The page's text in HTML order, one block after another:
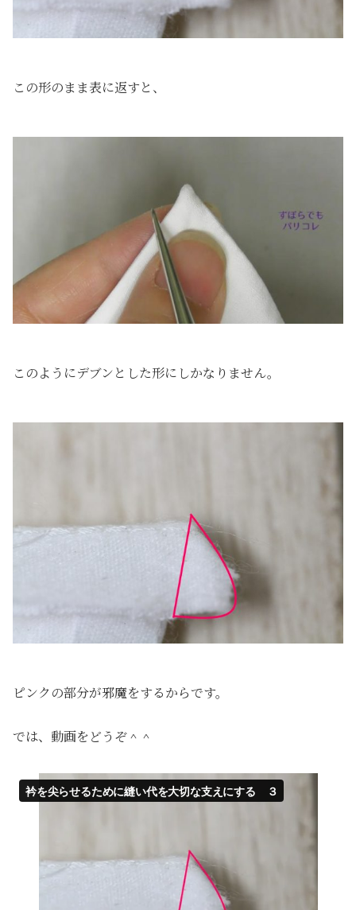
この形のまま表に返すと、
このようにデブンとした形にしかなりません。
ピンクの部分が邪魔をするからです。
では、動画をどうぞ＾＾